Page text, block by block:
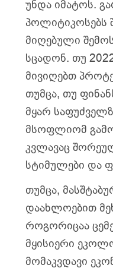
უნდა იმატოს.
პოლიტიკოსებს
მიღებული
სცადონ. თუ
მივიღებთ
თუმცა, თუ
მყარ
მსოფლიომ
კვლავაც
სტიმულები და
თუმცა,
დაახლოებით
როგორიცაა
მყისიერი
მომაკვდავი